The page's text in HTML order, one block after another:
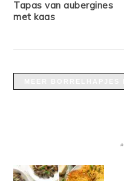
Tapas van aubergines
met kaas